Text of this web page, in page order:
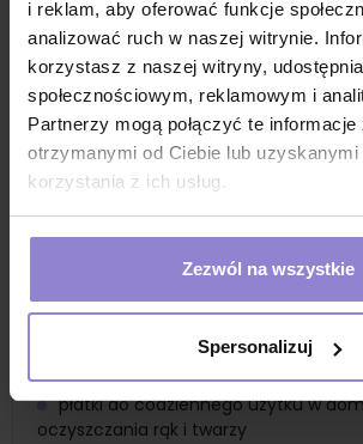
i reklam, aby oferować funkcje
analizować ruch w naszej witrynie.
korzystasz z naszej witryny,
społecznościowym, reklamowym i
Partnerzy mogą połączyć te
otrzymanymi od Ciebie lub uzyskanymi
korzystania z ich usług.
Zezwól na wszystkie
Spersonalizuj
100% włoknina
rozmiar 5cm x 10cm
Zastosowanie
czyściki są uniwersalne
wygodne płatki kosmetyczne do
aplikowania toniku czy nawet
czyściki sprawdzają się do
domu, podróży jak i w gabinetach
idealne do codziennej pielęgnacji
płatki używane do oczyszczania
płatki do codziennego użytku w
oczyszczania rąk i twarzy